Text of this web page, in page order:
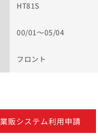
HT81S
00/01～05/04
フロント
業販システム利用申請